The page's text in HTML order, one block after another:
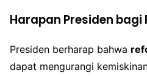
Harapan Presiden bagi
Presiden berharap bahwa
dapat mengurangi